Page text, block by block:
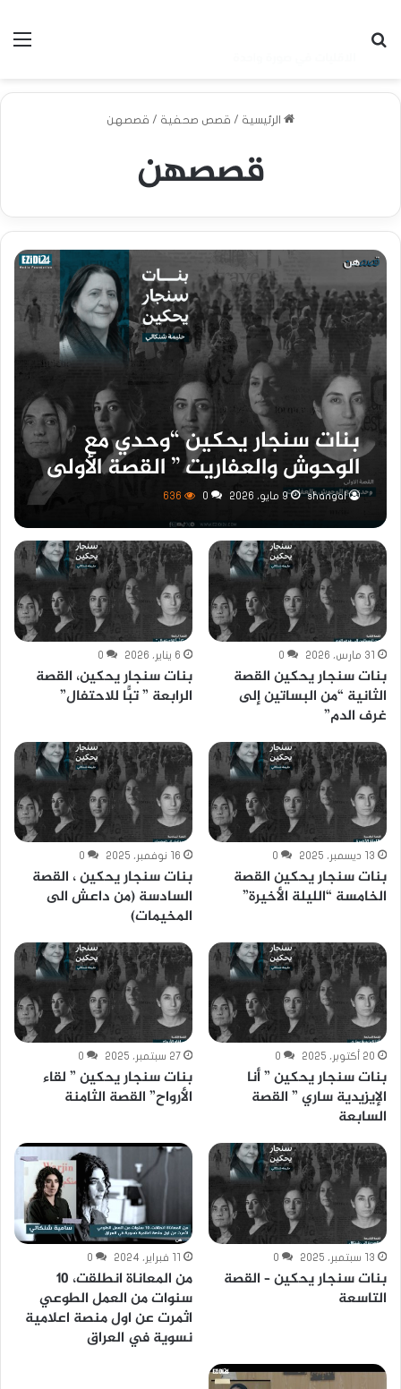
الرئيسية / قصص صحفية / قصصهن
قصصهن
بنات سنجار يحكين “وحدي مع
الوحوش والعفاريت ” القصة الأولى
shangal 9 مايو، 2026 0
636
31 مارس، 2026 0
بنات سنجار يحكين القصة
الثانية “من البساتين إلى
غرف الدم”
6 يناير، 2026 0
بنات سنجار يحكين، القصة
الرابعة ” تبًّا للاحتفال”
13 ديسمبر، 2025 0
بنات سنجار يحكين القصة
الخامسة “الليلة الأخيرة”
16 نوفمبر، 2025 0
بنات سنجار يحكين ، القصة
السادسة (من داعش الى
المخيمات)
20 أكتوبر، 2025 0
بنات سنجار يحكين ” أنا
الإيزيدية ساري ” القصة
السابعة
27 سبتمبر، 2025 0
بنات سنجار يحكين ” لقاء
الأرواح” القصة الثامنة
13 سبتمبر، 2025 0
بنات سنجار يحكين – القصة
التاسعة
11 فبراير، 2024 0
من المعاناة انطلقت، 10
سنوات من العمل الطوعي
اثمرت عن اول منصة اعلامية
نسوية في العراق